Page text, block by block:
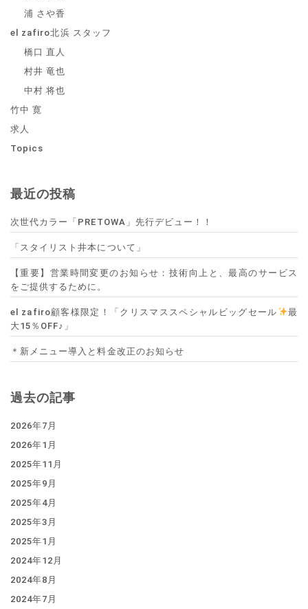
浦 さや香
el zafiro北浜 スタッフ
橋口 直人
村井 竜也
中村 将也
竹中 寛
求人
Topics
最近の投稿
次世代カラー「PRETOWA」先行デビュー！！
「スタイリスト井本について」
【重要】営業時間変更のお知らせ：技術向上と、最高のサービス
をご提供するために。
el zafiro顧客様限定！「クリスマススペシャルビッグセール
最
大15％OFF♪」
＊新メニュー導入と料金改正のお知らせ
過去の記事
2026年7月
2026年1月
2025年11月
2025年9月
2025年4月
2025年3月
2025年1月
2024年12月
2024年8月
2024年7月